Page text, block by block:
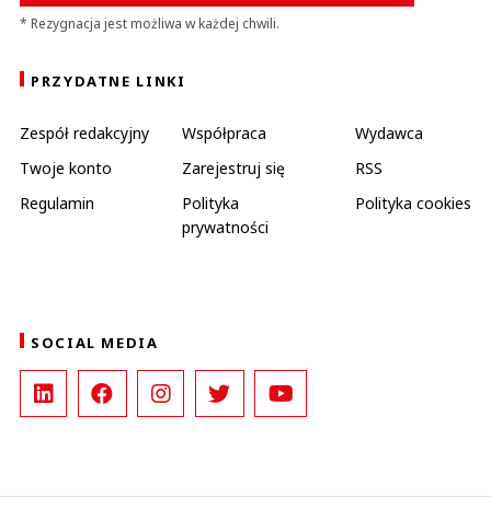
* Rezygnacja jest możliwa w każdej chwili.
PRZYDATNE LINKI
Zespół redakcyjny Współpraca
Wydawca
Twoje konto
Zarejestruj się
RSS
Regulamin
Polityka
prywatności
Polityka cookies
SOCIAL MEDIA